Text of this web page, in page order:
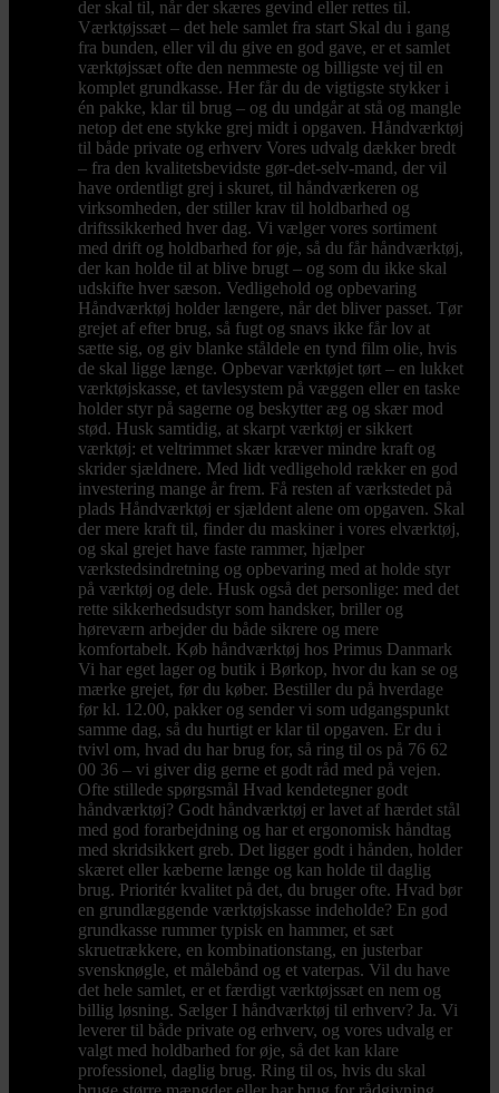
der skal til, når der skæres gevind eller rettes til.
Værktøjssæt – det hele samlet fra start Skal du i gang
fra bunden, eller vil du give en god gave, er et samlet
værktøjssæt ofte den nemmeste og billigste vej til en
komplet grundkasse. Her får du de vigtigste stykker i
én pakke, klar til brug – og du undgår at stå og mangle
netop det ene stykke grej midt i opgaven. Håndværktøj
til både private og erhverv Vores udvalg dækker bredt
– fra den kvalitetsbevidste gør-det-selv-mand, der vil
have ordentligt grej i skuret, til håndværkeren og
virksomheden, der stiller krav til holdbarhed og
driftssikkerhed hver dag. Vi vælger vores sortiment
med drift og holdbarhed for øje, så du får håndværktøj,
der kan holde til at blive brugt – og som du ikke skal
udskifte hver sæson. Vedligehold og opbevaring
Håndværktøj holder længere, når det bliver passet. Tør
grejet af efter brug, så fugt og snavs ikke får lov at
sætte sig, og giv blanke ståldele en tynd film olie, hvis
de skal ligge længe. Opbevar værktøjet tørt – en lukket
værktøjskasse, et tavlesystem på væggen eller en taske
holder styr på sagerne og beskytter æg og skær mod
stød. Husk samtidig, at skarpt værktøj er sikkert
værktøj: et veltrimmet skær kræver mindre kraft og
skrider sjældnere. Med lidt vedligehold rækker en god
investering mange år frem. Få resten af værkstedet på
plads Håndværktøj er sjældent alene om opgaven. Skal
der mere kraft til, finder du maskiner i vores elværktøj,
og skal grejet have faste rammer, hjælper
værkstedsindretning og opbevaring med at holde styr
på værktøj og dele. Husk også det personlige: med det
rette sikkerhedsudstyr som handsker, briller og
høreværn arbejder du både sikrere og mere
komfortabelt. Køb håndværktøj hos Primus Danmark
Vi har eget lager og butik i Børkop, hvor du kan se og
mærke grejet, før du køber. Bestiller du på hverdage
før kl. 12.00, pakker og sender vi som udgangspunkt
samme dag, så du hurtigt er klar til opgaven. Er du i
tvivl om, hvad du har brug for, så ring til os på 76 62
00 36 – vi giver dig gerne et godt råd med på vejen.
Ofte stillede spørgsmål Hvad kendetegner godt
håndværktøj? Godt håndværktøj er lavet af hærdet stål
med god forarbejdning og har et ergonomisk håndtag
med skridsikkert greb. Det ligger godt i hånden, holder
skæret eller kæberne længe og kan holde til daglig
brug. Prioritér kvalitet på det, du bruger ofte. Hvad bør
en grundlæggende værktøjskasse indeholde? En god
grundkasse rummer typisk en hammer, et sæt
skruetrækkere, en kombinationstang, en justerbar
svensknøgle, et målebånd og et vaterpas. Vil du have
det hele samlet, er et færdigt værktøjssæt en nem og
billig løsning. Sælger I håndværktøj til erhverv? Ja. Vi
leverer til både private og erhverv, og vores udvalg er
valgt med holdbarhed for øje, så det kan klare
professionel, daglig brug. Ring til os, hvis du skal